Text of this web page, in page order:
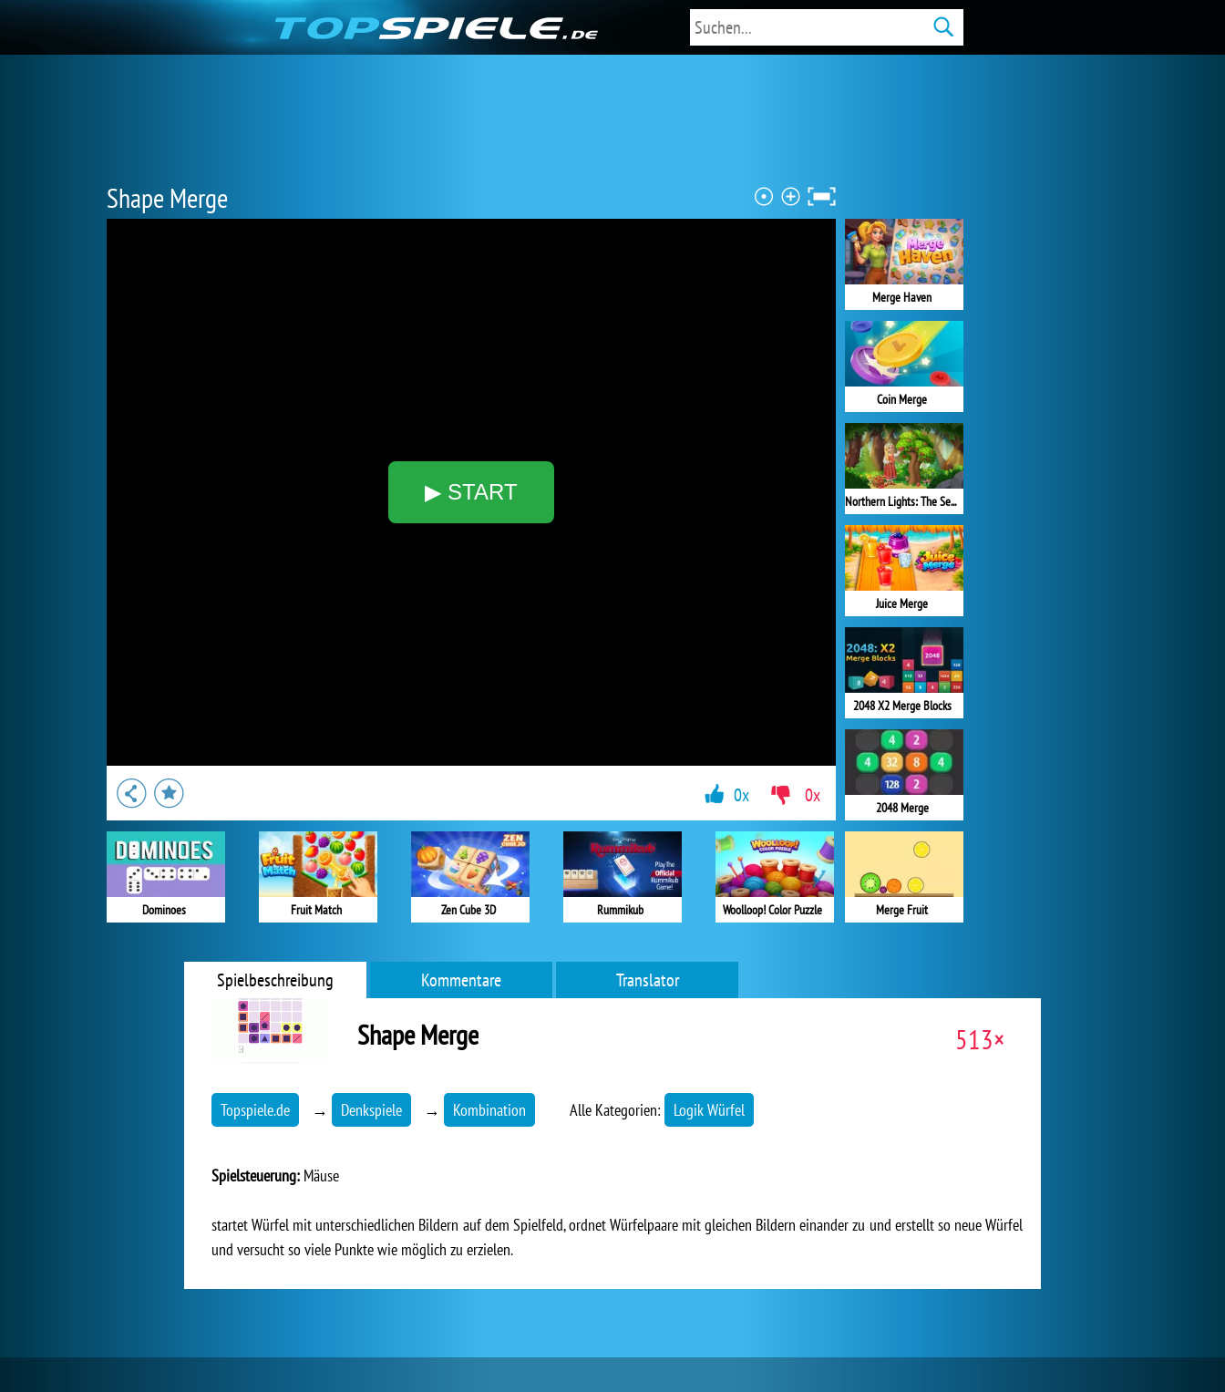
Shape Merge
▶ START
Merge Haven
Coin Merge
Northern Lights: The Secret of the Forest
Juice Merge
2048 X2 Merge Blocks
2048 Merge
Merge Fruit
Dominoes Fruit Match Zen Cube 3D Rummikub Woolloop! Color Puzzle
0x 0x
Spielbeschreibung Kommentare Translator
Shape Merge 513×
Topspiele.de → Denkspiele → Kombination Alle Kategorien: Logik Würfel
Spielsteuerung: Mäuse
startet Würfel mit unterschiedlichen Bildern auf dem Spielfeld, ordnet Würfelpaare mit gleichen Bildern einander zu und erstellt so neue Würfel
und versucht so viele Punkte wie möglich zu erzielen.